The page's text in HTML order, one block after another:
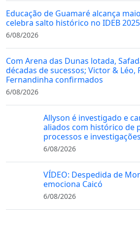
Educação de Guamaré alcança
celebra salto histórico no IDEB 2025
6/08/2026
Com Arena das Dunas lotada,
décadas de sucessos; Victor & Léo,
Fernandinha confirmados
6/08/2026
Allyson é investigado e
aliados com histórico de
processos e investigações
6/08/2026
VÍDEO: Despedida de
emociona Caicó
6/08/2026